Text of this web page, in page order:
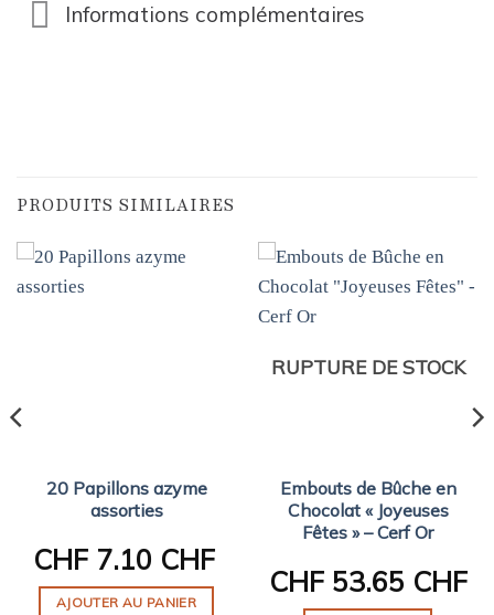
Informations complémentaires
PRODUITS SIMILAIRES
20 Papillons azyme
assorties
CHF7.10 CHF
AJOUTER AU PANIER
RUPTURE DE STOCK
Embouts de Bûche en
Chocolat « Joyeuses
Fêtes » – Cerf Or
CHF53.65 CHF